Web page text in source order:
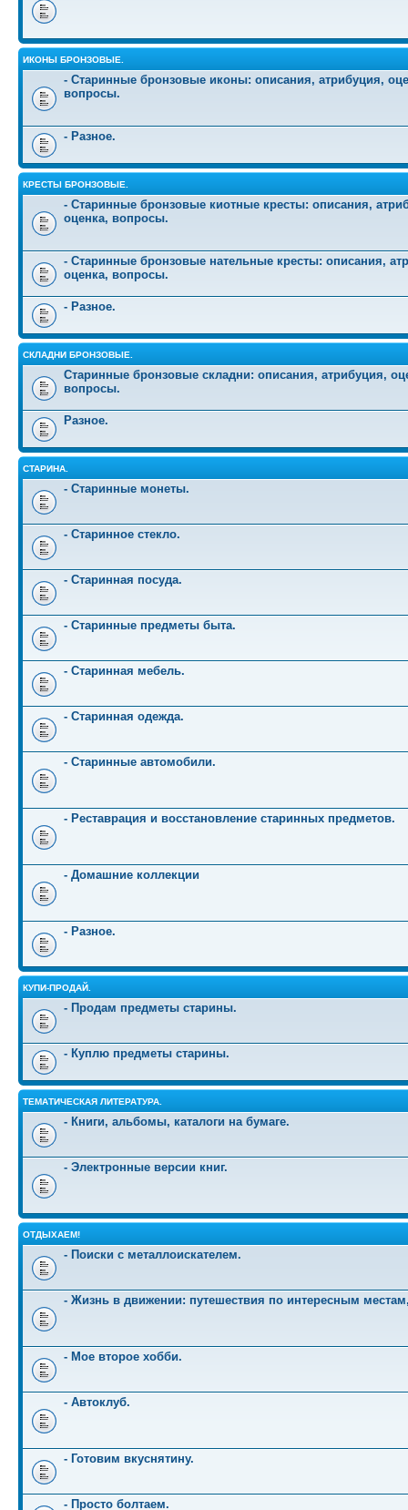
ИКОНЫ БРОНЗОВЫЕ.
- Старинные бронзовые иконы: описания, атрибуция,
вопросы.
- Разное.
КРЕСТЫ БРОНЗОВЫЕ.
- Старинные бронзовые киотные кресты: описания,
оценка, вопросы.
- Старинные бронзовые нательные кресты: описания,
оценка, вопросы.
- Разное.
СКЛАДНИ БРОНЗОВЫЕ.
Старинные бронзовые складни: описания, атрибуция,
вопросы.
Разное.
СТАРИНА.
- Старинные монеты.
- Старинное стекло.
- Старинная посуда.
- Старинные предметы быта.
- Старинная мебель.
- Старинная одежда.
- Старинные автомобили.
- Реставрация и восстановление старинных предметов.
- Домашние коллекции
- Разное.
КУПИ-ПРОДАЙ.
- Продам предметы старины.
- Куплю предметы старины.
ТЕМАТИЧЕСКАЯ ЛИТЕРАТУРА.
- Книги, альбомы, каталоги на бумаге.
- Электронные версии книг.
ОТДЫХАЕМ!
- Поиски с металлоискателем.
- Жизнь в движении: путешествия по интересным
- Мое второе хобби.
- Автоклуб.
- Готовим вкуснятину.
- Просто болтаем.